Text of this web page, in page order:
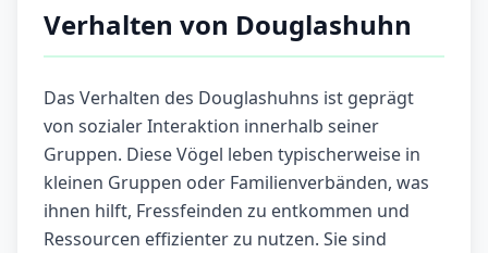
Verhalten von Douglashuhn
Das Verhalten des Douglashuhns ist geprägt
von sozialer Interaktion innerhalb seiner
Gruppen. Diese Vögel leben typischerweise in
kleinen Gruppen oder Familienverbänden, was
ihnen hilft, Fressfeinden zu entkommen und
Ressourcen effizienter zu nutzen. Sie sind